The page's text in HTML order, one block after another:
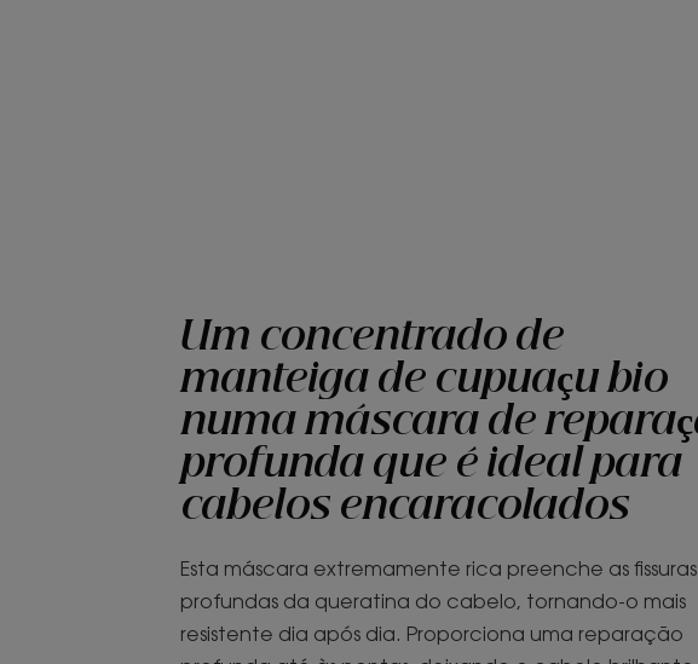
Um concentrado de
manteiga de cupuaçu bio
numa máscara de
profunda que é ideal para
cabelos encaracolados
Esta máscara extremamente rica preenche as fissuras
profundas da queratina do cabelo, tornando-o mais
resistente dia após dia. Proporciona uma reparação